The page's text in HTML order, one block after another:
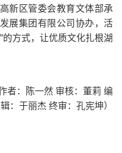
新区管委会教育文体部承
展集团有限公司协办，活
方式，让优质文化扎根湖
者：陈一然 审核：董莉 编
辑：于丽杰 终审：孔宪坤）